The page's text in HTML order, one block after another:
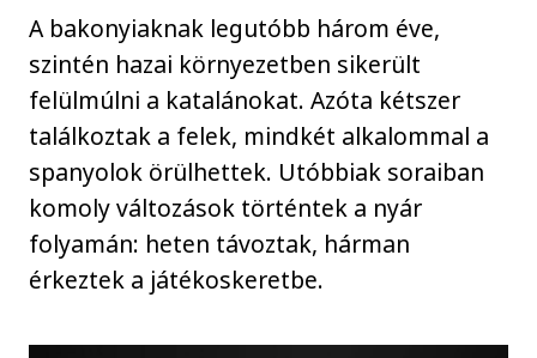
A bakonyiaknak legutóbb három éve,
szintén hazai környezetben sikerült
felülmúlni a katalánokat. Azóta kétszer
találkoztak a felek, mindkét alkalommal a
spanyolok örülhettek. Utóbbiak soraiban
komoly változások történtek a nyár
folyamán: heten távoztak, hárman
érkeztek a játékoskeretbe.